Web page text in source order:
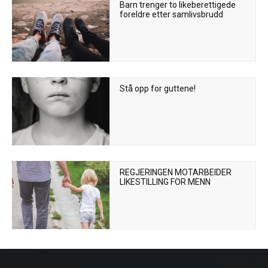
Barn trenger to likeberettigede
foreldre etter samlivsbrudd
Stå opp for guttene!
REGJERINGEN MOTARBEIDER
LIKESTILLING FOR MENN